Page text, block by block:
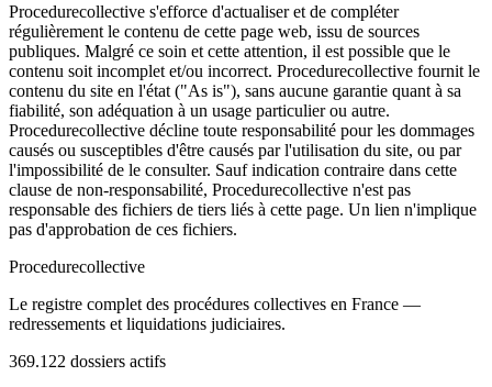
Procedurecollective s'efforce d'actualiser et de compléter
régulièrement le contenu de cette page web, issu de sources
publiques. Malgré ce soin et cette attention, il est possible que le
contenu soit incomplet et/ou incorrect. Procedurecollective fournit le
contenu du site en l'état ("As is"), sans aucune garantie quant à sa
fiabilité, son adéquation à un usage particulier ou autre.
Procedurecollective décline toute responsabilité pour les dommages
causés ou susceptibles d'être causés par l'utilisation du site, ou par
l'impossibilité de le consulter. Sauf indication contraire dans cette
clause de non-responsabilité, Procedurecollective n'est pas
responsable des fichiers de tiers liés à cette page. Un lien n'implique
pas d'approbation de ces fichiers.
Procedurecollective
Le registre complet des procédures collectives en France —
redressements et liquidations judiciaires.
369.122 dossiers actifs